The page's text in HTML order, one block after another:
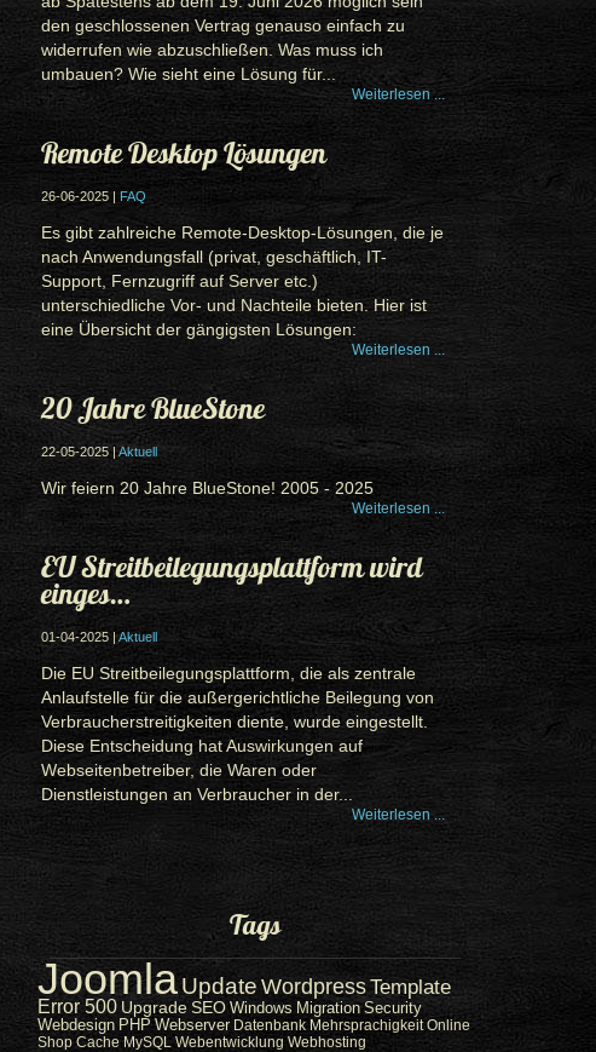
den geschlossenen Vertrag genauso einfach zu
widerrufen wie abzuschließen. Was muss ich
umbauen? Wie sieht eine Lösung für...
Weiterlesen ...
Remote Desktop Lösungen
26-06-2025 | FAQ
Es gibt zahlreiche Remote-Desktop-Lösungen, die je
nach Anwendungsfall (privat, geschäftlich, IT-
Support, Fernzugriff auf Server etc.)
unterschiedliche Vor- und Nachteile bieten. Hier ist
eine Übersicht der gängigsten Lösungen:
Weiterlesen ...
20 Jahre BlueStone
22-05-2025 |Aktuell
Wir feiern 20 Jahre BlueStone! 2005 - 2025
Weiterlesen ...
EU Streitbeilegungsplattform wird
einges…
01-04-2025 |Aktuell
Die EU Streitbeilegungsplattform, die als zentrale
Anlaufstelle für die außergerichtliche Beilegung von
Verbraucherstreitigkeiten diente, wurde eingestellt.
Diese Entscheidung hat Auswirkungen auf
Webseitenbetreiber, die Waren oder
Dienstleistungen an Verbraucher in der...
Weiterlesen ...
Tags
JoomlaUpdateWordpressTemplate
Error 500 Upgrade SEO Windows Migration Security
Webdesign PHP Webserver Datenbank Mehrsprachigkeit Online
Shop Cache MySQL Webentwicklung Webhosting